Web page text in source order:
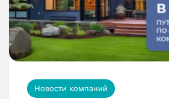
Новости компаний